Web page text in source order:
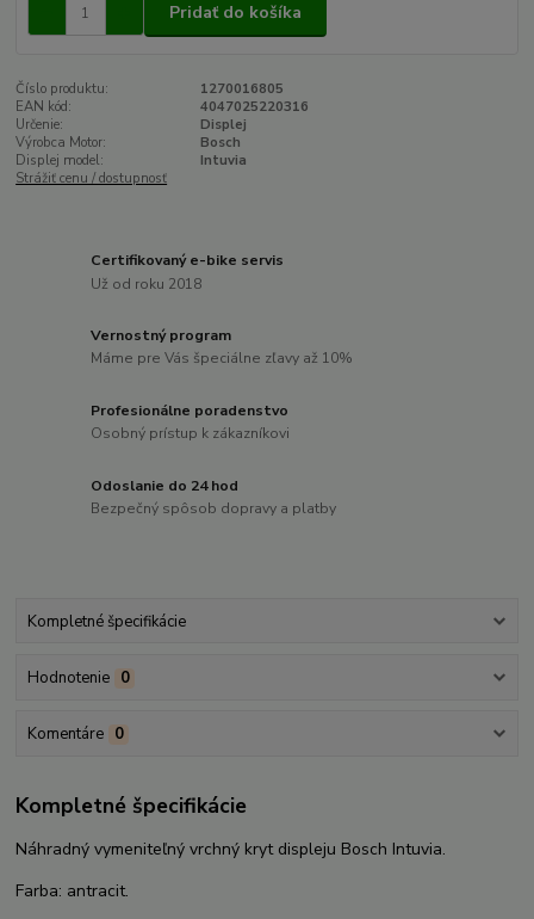
Pridať do košíka
Číslo produktu:
1270016805
EAN kód:
4047025220316
Určenie:
Displej
Výrobca Motor:
Bosch
Displej model:
Intuvia
Strážiť cenu / dostupnosť
Certifikovaný e-bike servis
Už od roku 2018
Vernostný program
Máme pre Vás špeciálne zľavy až 10%
Profesionálne poradenstvo
Osobný prístup k zákazníkovi
Odoslanie do 24 hod
Bezpečný spôsob dopravy a platby
Kompletné špecifikácie
Hodnotenie 0
Komentáre 0
Kompletné špecifikácie
Náhradný vymeniteľný vrchný kryt displeju Bosch Intuvia.
Farba: antracit.